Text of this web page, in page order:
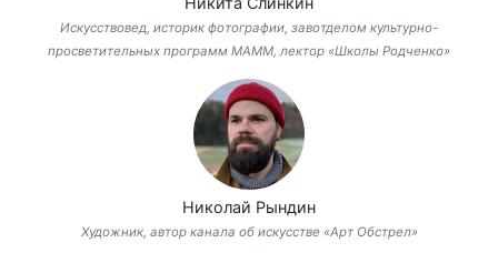
Искусствовед, историк фотографии, завотделом культурно-
просветительных программ МАММ, лектор «Школы Родченко»
Николай Рындин
Художник, автор канала об искусстве «Арт Обстрел»